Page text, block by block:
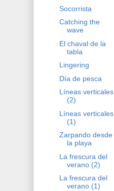
Socorrista
Catching the
wave
El chaval de la
tabla
Lingering
Día de pesca
Líneas verticales
(2)
Líneas verticales
(1)
Zarpando desde
la playa
La frescura del
verano (2)
La frescura del
verano (1)